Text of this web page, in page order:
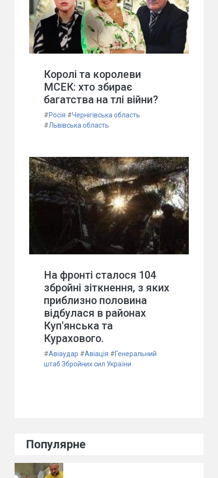
Королі та королеви
МСЕК: хто збирає
багатства на тлі війни?
#Росія #Чернігівська область
#Львівська область
На фронті сталося 104
збройні зіткнення, з яких
приблизно половина
відбулася в районах
Куп'янська та
Курахового.
#Авіаудар #Авіація #Генеральний
штаб Збройних сил України
Популярне